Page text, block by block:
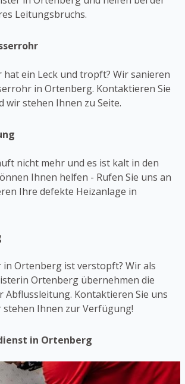
Leitungsbruchs.
ein Leck und tropft? Wir sanieren
in Ortenberg. Kontaktieren Sie
wir stehen Ihnen zu Seite.
nicht mehr und es ist kalt in den
Ihnen helfen - Rufen Sie uns an
Ihre defekte Heizanlage in
Ortenberg ist verstopft? Wir als
Ortenberg übernehmen die
Abflussleitung. Kontaktieren Sie uns
stehen Ihnen zur Verfügung!
in Ortenberg